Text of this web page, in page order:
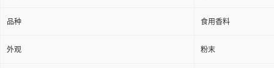
品种 食用香料
外观 粉末